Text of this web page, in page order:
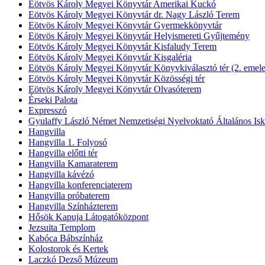
Eötvös Károly Megyei Könyvtár Amerikai Kuckó
Eötvös Károly Megyei Könyvtár dr. Nagy László Terem
Eötvös Károly Megyei Könyvtár Gyermekkönyvtár
Eötvös Károly Megyei Könyvtár Helyismereti Gyűjtemény
Eötvös Károly Megyei Könyvtár Kisfaludy Terem
Eötvös Károly Megyei Könyvtár Kisgaléria
Eötvös Károly Megyei Könyvtár Könyvkiválasztó tér (2.
Eötvös Károly Megyei Könyvtár Közösségi tér
Eötvös Károly Megyei Könyvtár Olvasóterem
Érseki Palota
Expresszó
Gyulaffy László Német Nemzetiségi Nyelvoktató Általános
Hangvilla
Hangvilla 1. Folyosó
Hangvilla előtti tér
Hangvilla Kamaraterem
Hangvilla kávézó
Hangvilla konferenciaterem
Hangvilla próbaterem
Hangvilla Színházterem
Hősök Kapuja Látogatóközpont
Jezsuita Templom
Kabóca Bábszínház
Kolostorok és Kertek
Laczkó Dezső Múzeum